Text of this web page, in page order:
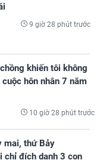
9 giờ 28 phút trước
khiến tôi không
hôn nhân 7 năm
10 giờ 28 phút trước
mai, thứ Bảy
chỉ đích danh 3 con